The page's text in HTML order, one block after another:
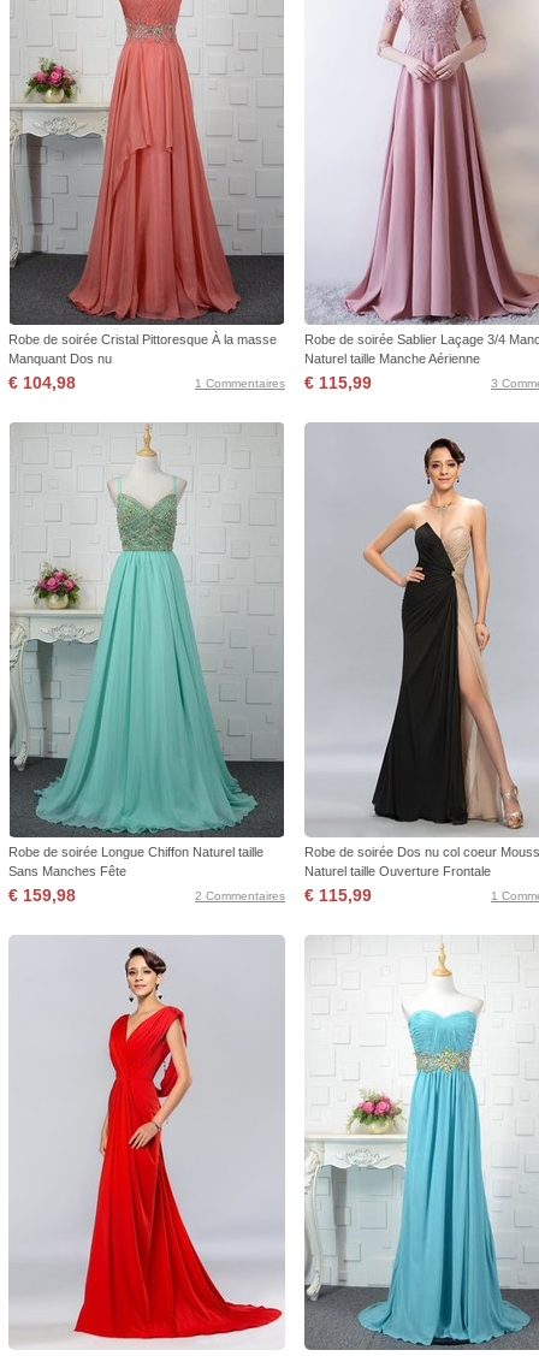
Robe de soirée Cristal Pittoresque À la masse
Manquant Dos nu
€ 104,98 1 Commentaires
Robe de soirée Sablier Laçage 3/4
Naturel taille Manche Aérienne
€ 115,99 3
Robe de soirée Longue Chiffon Naturel taille
Sans Manches Fête
€ 159,98 2 Commentaires
Robe de soirée Dos nu col coeur
Naturel taille Ouverture Frontale
€ 115,99 1